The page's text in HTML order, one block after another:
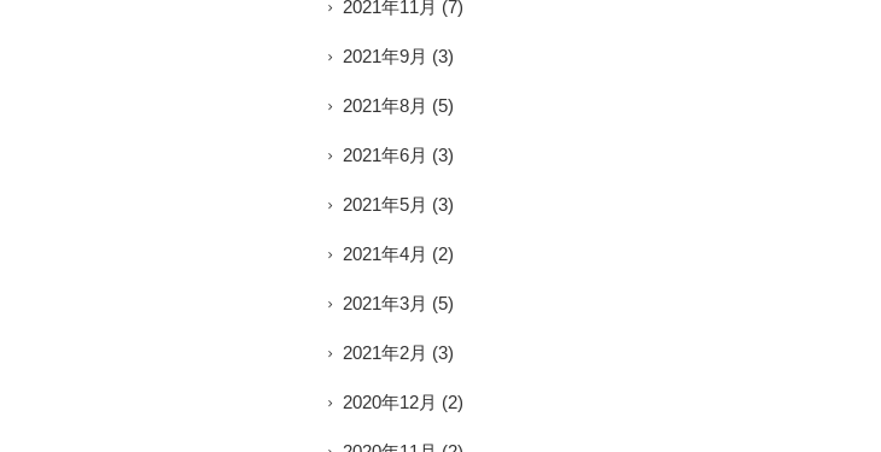
2021年11月 (7)
2021年9月 (3)
2021年8月 (5)
2021年6月 (3)
2021年5月 (3)
2021年4月 (2)
2021年3月 (5)
2021年2月 (3)
2020年12月 (2)